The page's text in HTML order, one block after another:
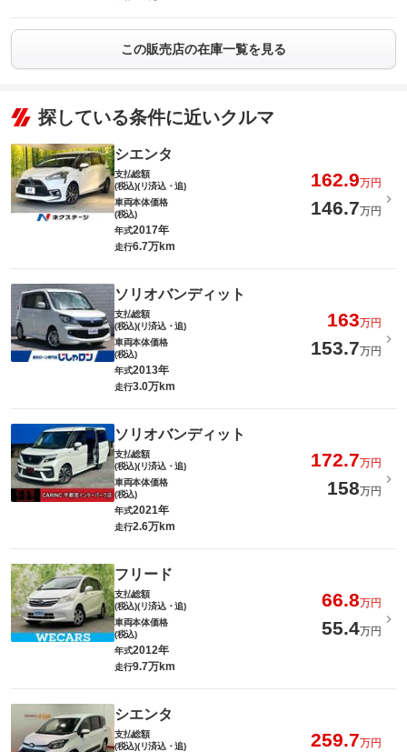
この販売店の在庫一覧を見る
探している条件に近いクルマ
シエンタ
支払総額
(税込)(リ済込・追)
162.9万円
車両本体価格
(税込)
146.7万円
年式2017年
走行6.7万km
ソリオバンディット
支払総額
(税込)(リ済込・追)
163万円
車両本体価格
(税込)
153.7万円
年式2013年
走行3.0万km
ソリオバンディット
支払総額
(税込)(リ済込・追)
172.7万円
車両本体価格
(税込)
158万円
年式2021年
走行2.6万km
フリード
支払総額
(税込)(リ済込・追)
66.8万円
車両本体価格
(税込)
55.4万円
年式2012年
走行9.7万km
シエンタ
支払総額
(税込)(リ済込・追)
259.7万円